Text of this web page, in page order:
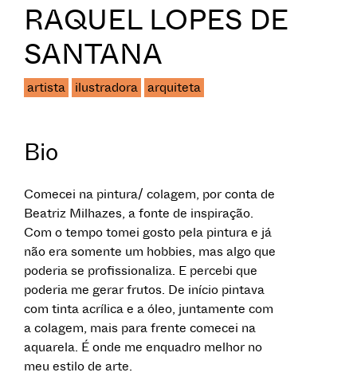
RAQUEL LOPES DE
SANTANA
artista ilustradora arquiteta
Bio
Comecei na pintura/ colagem, por conta de
Beatriz Milhazes, a fonte de inspiração.
Com o tempo tomei gosto pela pintura e já
não era somente um hobbies, mas algo que
poderia se profissionaliza. E percebi que
poderia me gerar frutos. De início pintava
com tinta acrílica e a óleo, juntamente com
a colagem, mais para frente comecei na
aquarela. É onde me enquadro melhor no
meu estilo de arte.